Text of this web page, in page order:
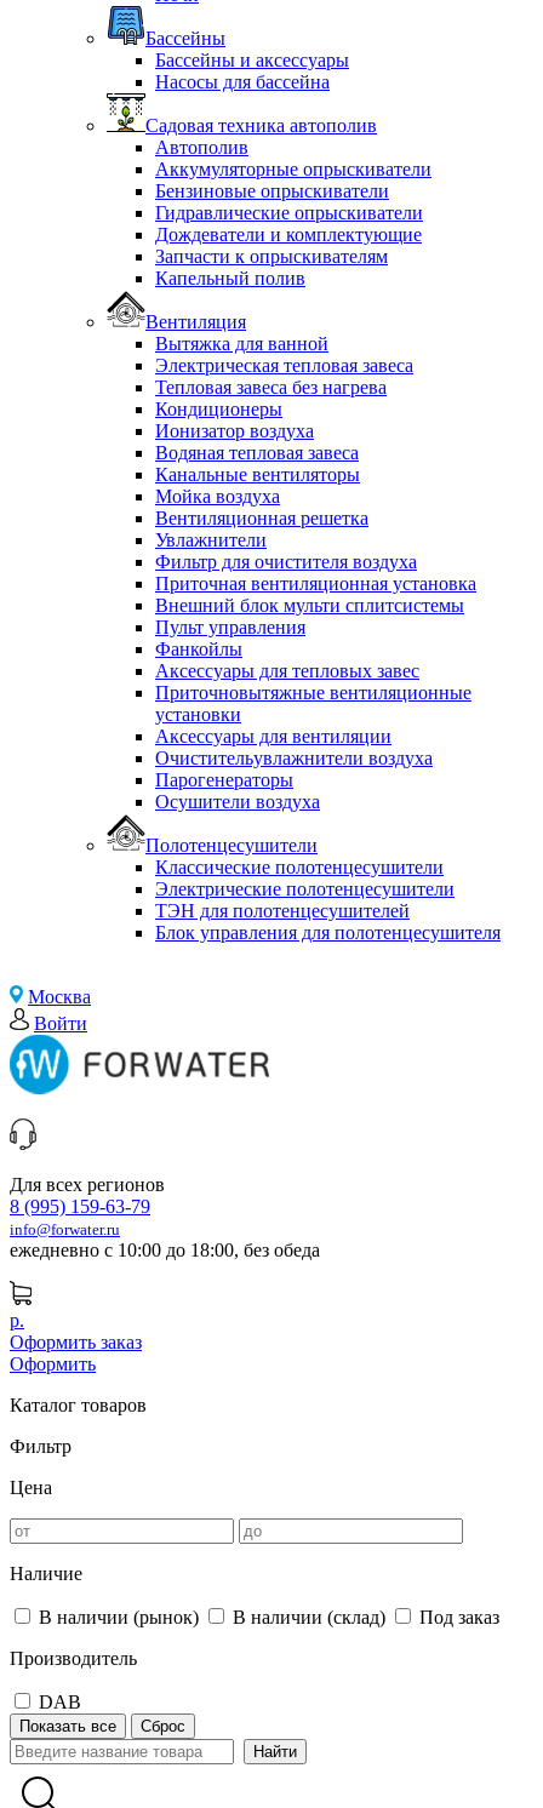
Бассейны
Бассейны и аксессуары
Насосы для бассейна
Садовая техника автополив
Автополив
Аккумуляторные опрыскиватели
Бензиновые опрыскиватели
Гидравлические опрыскиватели
Дождеватели и комплектующие
Запчасти к опрыскивателям
Капельный полив
Вентиляция
Вытяжка для ванной
Электрическая тепловая завеса
Тепловая завеса без нагрева
Кондиционеры
Ионизатор воздуха
Водяная тепловая завеса
Канальные вентиляторы
Мойка воздуха
Вентиляционная решетка
Увлажнители
Фильтр для очистителя воздуха
Приточная вентиляционная установка
Внешний блок мульти сплитсистемы
Пульт управления
Фанкойлы
Аксессуары для тепловых завес
Приточновытяжные вентиляционные
установки
Аксессуары для вентиляции
Очистительувлажнители воздуха
Парогенераторы
Осушители воздуха
Полотенцесушители
Классические полотенцесушители
Электрические полотенцесушители
ТЭН для полотенцесушителей
Блок управления для полотенцесушителя
Москва
Войти
Для всех регионов
8 (995) 159-63-79
info@forwater.ru
ежедневно с 10:00 до 18:00, без обеда
р.
Оформить заказ
Оформить
Каталог товаров
Фильтр
Цена
Наличие
В наличии (рынок) В наличии (склад)
Под заказ
Производитель
DAB
Показать все Сброс